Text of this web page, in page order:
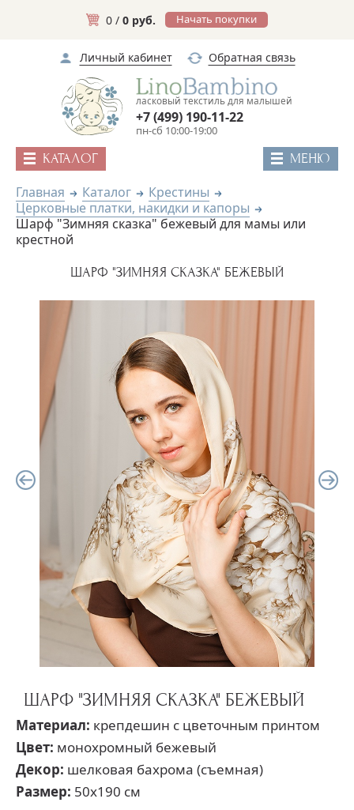
0 / 0 руб. Начать покупки
Личный кабинет Обратная связь
ласковый текстиль для малышей
пн-сб 10:00-19:00
+7 (499) 190-11-22
КАТАЛОГ МЕНЮ
Главная Каталог
Крестины
Церковные платки, накидки и капоры
Шарф "Зимняя сказка" бежевый для мамы или
крестной
ШАРФ "ЗИМНЯЯ СКАЗКА" БЕЖЕВЫЙ
ШАРФ "ЗИМНЯЯ СКАЗКА" БЕЖЕВЫЙ
Материал: крепдешин с цветочным принтом
Цвет: монохромный бежевый
Декор: шелковая бахрома (съемная)
Размер: 50х190 см